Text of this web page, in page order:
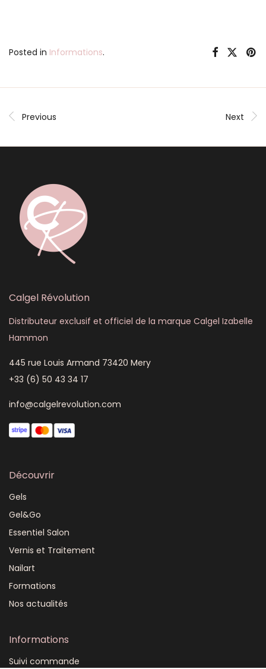
Posted in Informations.
Previous Next
Calgel Révolution
Distributeur exclusif et officiel de la marque Calgel Izabelle
Hammon
445 rue Louis Armand 73420 Mery
+33 (6) 50 43 34 17
info@calgelrevolution.com
Découvrir
Gels
Gel&Go
Essentiel Salon
Vernis et Traitement
Nailart
Formations
Nos actualités
Informations
Suivi commande